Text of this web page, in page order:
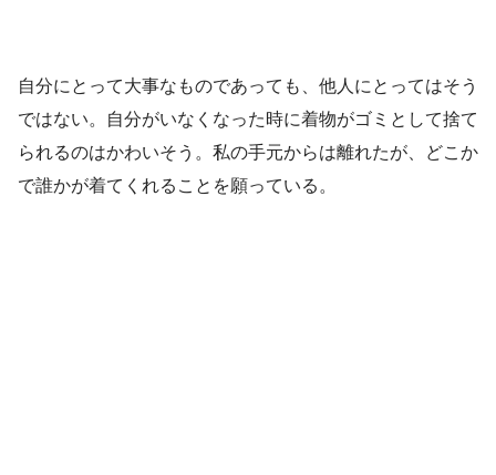
自分にとって大事なものであっても、他人にとってはそう
ではない。自分がいなくなった時に着物がゴミとして捨て
られるのはかわいそう。私の手元からは離れたが、どこか
で誰かが着てくれることを願っている。